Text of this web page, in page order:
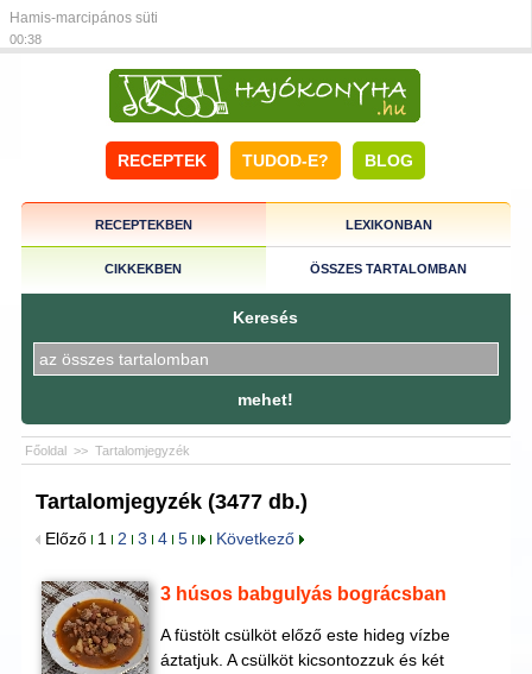
Hamis-marcipános süti
00:38
RECEPTEK TUDOD-E? BLOG
RECEPTEKBEN LEXIKONBAN
CIKKEKBEN ÖSSZES TARTALOMBAN
Keresés
mehet!
Főoldal >> Tartalomjegyzék
Tartalomjegyzék (3477 db.)
Előző 1 2 3 4 5 Következő
3 húsos babgulyás bográcsban
A füstölt csülköt előző este hideg vízbe
áztatjuk. A csülköt kicsontozzuk és két